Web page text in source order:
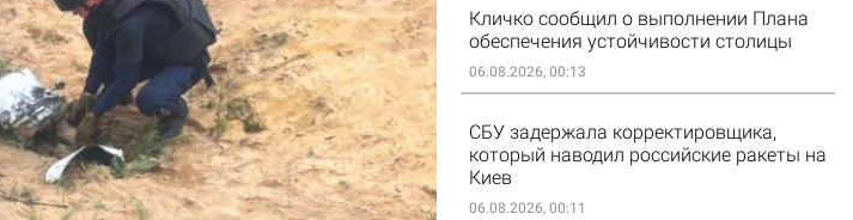
Кличко сообщил о выполнении Плана
обеспечения устойчивости столицы
06.08.2026, 00:13
СБУ задержала корректировщика,
который наводил российские ракеты на
Киев
06.08.2026, 00:11